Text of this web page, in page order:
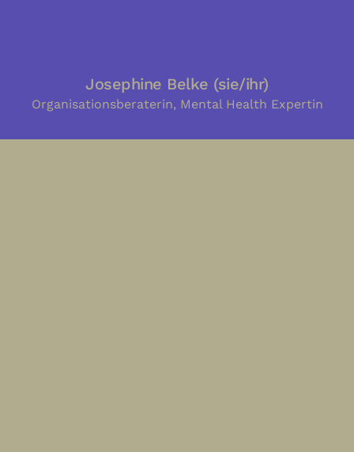
Josephine Belke (sie/ihr)
Organisationsberaterin, Mental Health Expertin